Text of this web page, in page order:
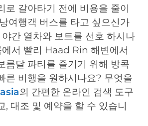
로 갈아타기 전에 비용을 줄이
여행객 버스를 타고 싶으신가
간 열차와 보트를 선호 하시나
서 빨리 Haad Rin 해변에서
름달 파티를 즐기기 위해 방콕
른 비행을 원하시나요? 무엇을
의 간편한 온라인 검색 도구
, 대조 및 예약을 할 수 있습니